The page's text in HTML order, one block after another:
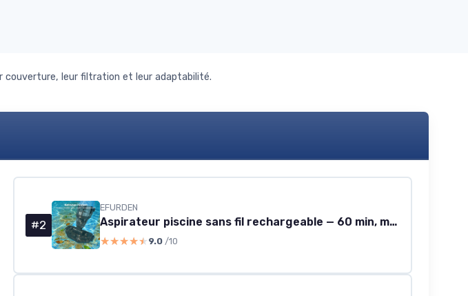
couverture, leur filtration et leur adaptabilité.
#2
EFURDEN
Aspirateur piscine sans fil rechargeable — 60 min, manche télescopique, filtre fin
★★★★★
★★★★★ 9.0 /10